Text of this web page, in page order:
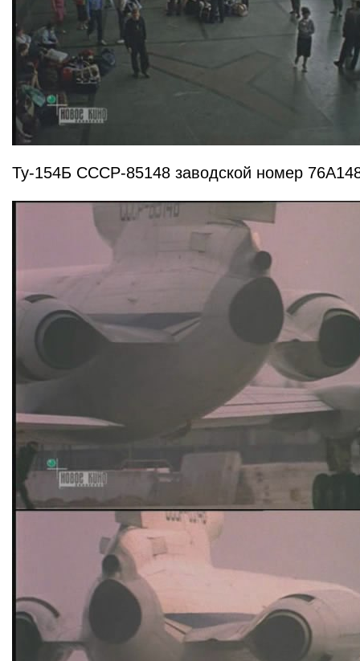
Ту-154Б СССР-85148 заводской номер